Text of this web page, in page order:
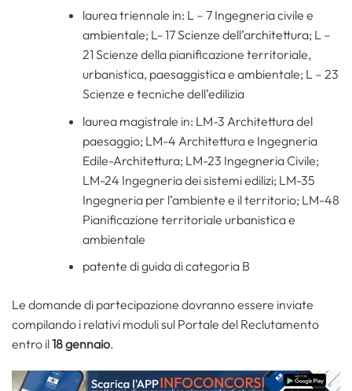
laurea triennale in: L – 7 Ingegneria civile e
ambientale; L- 17 Scienze dell’architettura; L –
21 Scienze della pianificazione territoriale,
urbanistica, paesaggistica e ambientale; L – 23
Scienze e tecniche dell’edilizia
laurea magistrale in: LM-3 Architettura del
paesaggio; LM-4 Architettura e Ingegneria
Edile-Architettura; LM-23 Ingegneria Civile;
LM-24 Ingegneria dei sistemi edilizi; LM-35
Ingegneria per l’ambiente e il territorio; LM-48
Pianificazione territoriale urbanistica e
ambientale
patente di guida di categoria B
Le domande di partecipazione dovranno essere inviate
compilando i relativi moduli sul Portale del Reclutamento
entro il18 gennaio.